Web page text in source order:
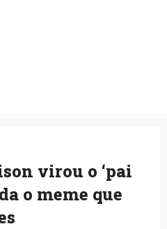
virou o ‘pai
o meme que